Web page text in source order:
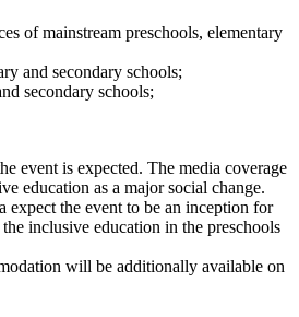
of mainstream preschools, elementary
and secondary schools;
secondary schools;
event is expected. The media coverage
education as a major social change.
expect the event to be an inception for
inclusive education in the preschools
will be additionally available on